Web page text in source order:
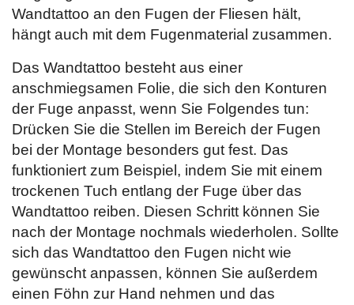
Wandtattoo an den Fugen der Fliesen hält,
hängt auch mit dem Fugenmaterial zusammen.
Das Wandtattoo besteht aus einer
anschmiegsamen Folie, die sich den Konturen
der Fuge anpasst, wenn Sie Folgendes tun:
Drücken Sie die Stellen im Bereich der Fugen
bei der Montage besonders gut fest. Das
funktioniert zum Beispiel, indem Sie mit einem
trockenen Tuch entlang der Fuge über das
Wandtattoo reiben. Diesen Schritt können Sie
nach der Montage nochmals wiederholen. Sollte
sich das Wandtattoo den Fugen nicht wie
gewünscht anpassen, können Sie außerdem
einen Föhn zur Hand nehmen und das